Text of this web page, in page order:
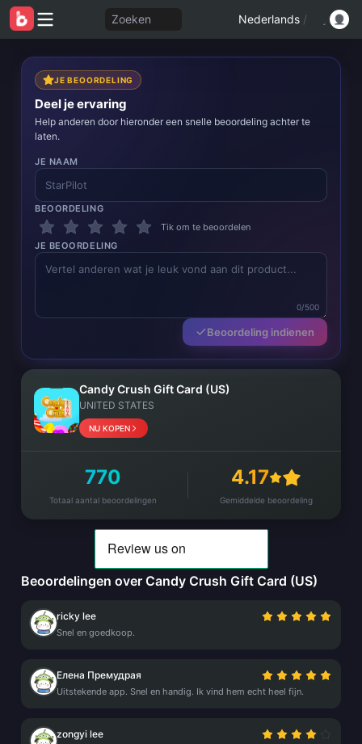
Zoeken Nederlands /
JE BEOORDELING
Deel je ervaring
Help anderen door hieronder een snelle beoordeling achter te
laten.
JE NAAM
BEOORDELING
Tik om te beoordelen
JE BEOORDELING
0/500
Beoordeling indienen
Candy Crush Gift Card (US)
UNITED STATES
NU KOPEN
770
Totaal aantal beoordelingen
4.17
Gemiddelde beoordeling
Beoordelingen over Candy Crush Gift Card (US)
ricky lee
Snel en goedkoop.
Елена Премудрая
Uitstekende app. Snel en handig. Ik vind hem echt heel fijn.
zongyi lee